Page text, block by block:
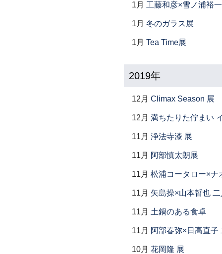
1月 工藤和彦×雪ノ浦裕
1月 冬のガラス展
1月 Tea Time展
2019年
12月 Climax Season 展
12月 満ちたりた佇まい
11月 浄法寺漆 展
11月 阿部慎太朗展
11月 松浦コータロー×ナ
11月 矢島操×山本哲也
11月 土鍋のある食卓
11月 阿部春弥×日高直子
10月 花岡隆 展